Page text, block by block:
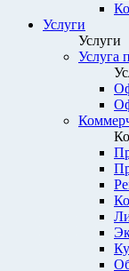
Услуги
Услуги
Услуга